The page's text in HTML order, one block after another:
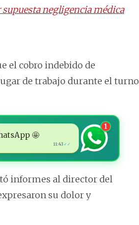
negligencia médica
el cobro indebido de
de trabajo durante el turno
🤩
11:43 ✓✓
1
informes al director del
su dolor y